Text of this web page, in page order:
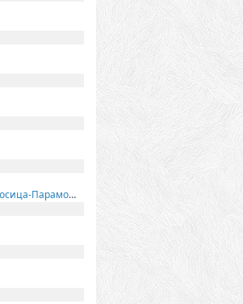
Татьяна Письмоносица-Парамонова